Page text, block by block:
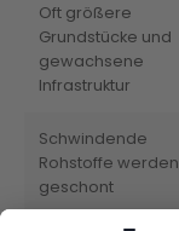
Oft größere
Grundstücke und
gewachsene
Infrastruktur
Schwindende
Rohstoffe werden
geschont